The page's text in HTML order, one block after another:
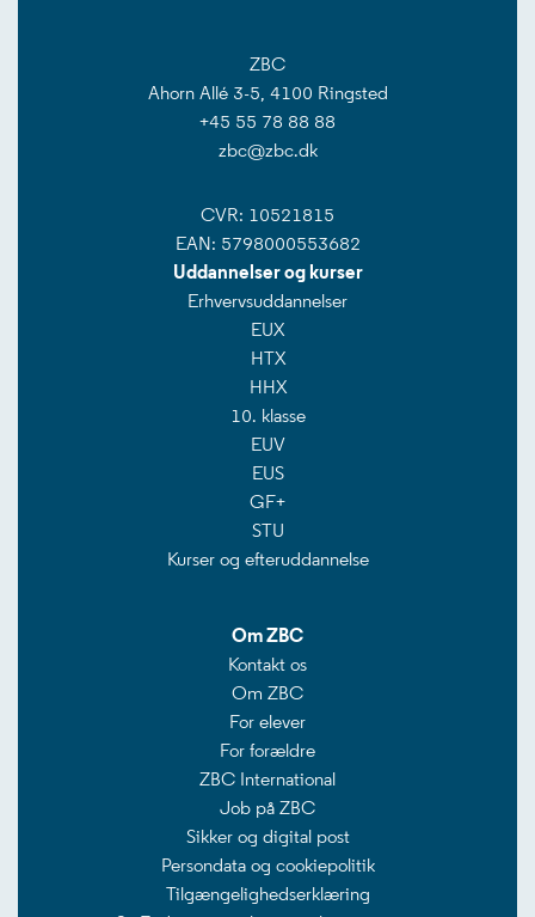
ZBC
Ahorn Allé 3-5, 4100 Ringsted
+45 55 78 88 88
zbc@zbc.dk
CVR: 10521815
EAN: 5798000553682
Uddannelser og kurser
Erhvervsuddannelser
EUX
HTX
HHX
10. klasse
EUV
EUS
GF+
STU
Kurser og efteruddannelse
Om ZBC
Kontakt os
Om ZBC
For elever
For forældre
ZBC International
Job på ZBC
Sikker og digital post
Persondata og cookiepolitik
Tilgængelighedserklæring